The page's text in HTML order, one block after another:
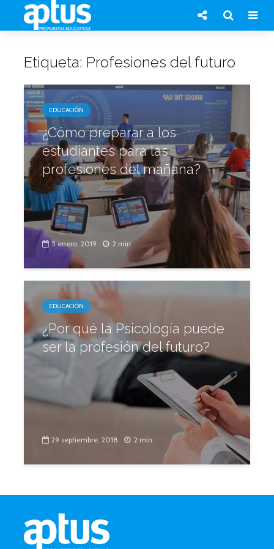
Etiqueta: Profesiones del futuro
EDUCACIÓN
¿Cómo preparar a los
estudiantes para las
profesiones del mañana?
5 enero, 2019 2 min.
EDUCACIÓN
¿Por qué la Psicología puede
ser la profesión del futuro?
29 septiembre, 2018 2 min.